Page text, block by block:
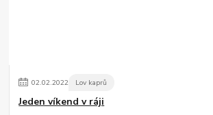
02.02.2022 Lov kaprů
Jeden víkend v ráji